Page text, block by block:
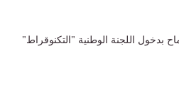
بدخول اللجنة الوطنية "التكنوقراط"